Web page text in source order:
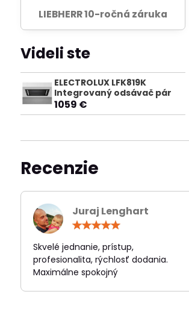
LIEBHERR 10-ročná záruka
Videli ste
ELECTROLUX LFK819K
Integrovaný odsávač pár
1059 €
Recenzie
Juraj Lenghart
Skvelé jednanie, prístup,
profesionalita, rýchlosť dodania.
Maximálne spokojný